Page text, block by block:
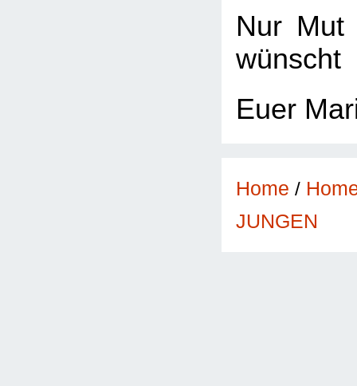
Nur Mut
wünscht
Euer
Home /
JUNGEN